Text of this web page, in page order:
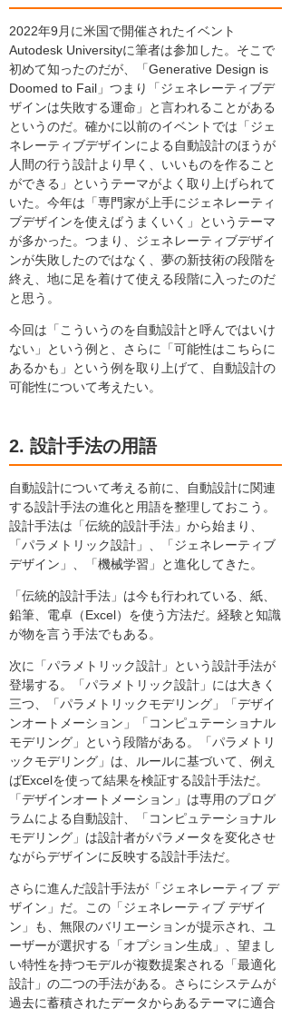
2022年9月に米国で開催されたイベント
Autodesk Universityに筆者は参加した。そこで
初めて知ったのだが、「Generative Design is
Doomed to Fail」つまり「ジェネレーティブデ
ザインは失敗する運命」と言われることがある
というのだ。確かに以前のイベントでは「ジェ
ネレーティブデザインによる自動設計のほうが
人間の行う設計より早く、いいものを作ること
ができる」というテーマがよく取り上げられて
いた。今年は「専門家が上手にジェネレーティ
ブデザインを使えばうまくいく」というテーマ
が多かった。つまり、ジェネレーティブデザイ
ンが失敗したのではなく、夢の新技術の段階を
終え、地に足を着けて使える段階に入ったのだ
と思う。
今回は「こういうのを自動設計と呼んではいけ
ない」という例と、さらに「可能性はこちらに
あるかも」という例を取り上げて、自動設計の
可能性について考えたい。
2. 設計手法の用語
自動設計について考える前に、自動設計に関連
する設計手法の進化と用語を整理しておこう。
設計手法は「伝統的設計手法」から始まり、
「パラメトリック設計」、「ジェネレーティブ
デザイン」、「機械学習」と進化してきた。
「伝統的設計手法」は今も行われている、紙、
鉛筆、電卓（Excel）を使う方法だ。経験と知識
が物を言う手法でもある。
次に「パラメトリック設計」という設計手法が
登場する。「パラメトリック設計」には大きく
三つ、「パラメトリックモデリング」「デザイ
ンオートメーション」「コンピュテーショナル
モデリング」という段階がある。「パラメトリ
ックモデリング」は、ルールに基づいて、例え
ばExcelを使って結果を検証する設計手法だ。
「デザインオートメーション」は専用のプログ
ラムによる自動設計、「コンピュテーショナル
モデリング」は設計者がパラメータを変化させ
ながらデザインに反映する設計手法だ。
さらに進んだ設計手法が「ジェネレーティブ デ
ザイン」だ。この「ジェネレーティブ デザイ
ン」も、無限のバリエーションが提示され、ユ
ーザーが選択する「オプション生成」、望まし
い特性を持つモデルが複数提案される「最適化
設計」の二つの手法がある。さらにシステムが
過去に蓄積されたデータからあるテーマに適合